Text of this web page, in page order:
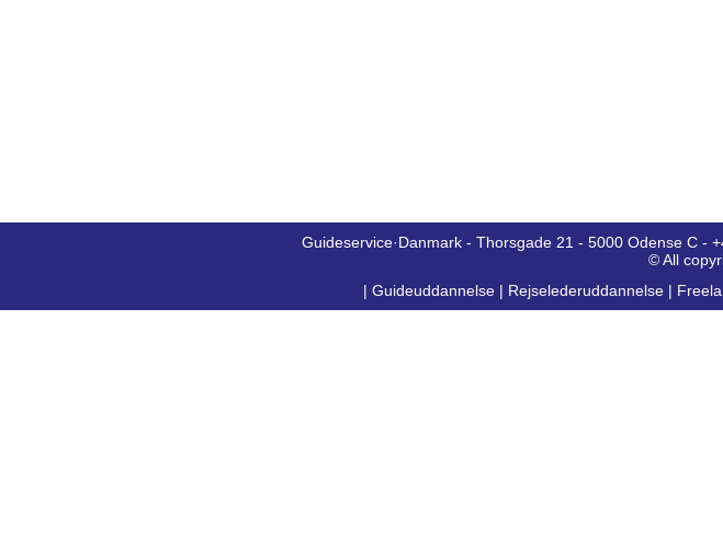
Guideservice·Danmark - Thorsgade 21 - 5000 Odense C -
© All
| Guideuddannelse | Rejselederuddannelse |